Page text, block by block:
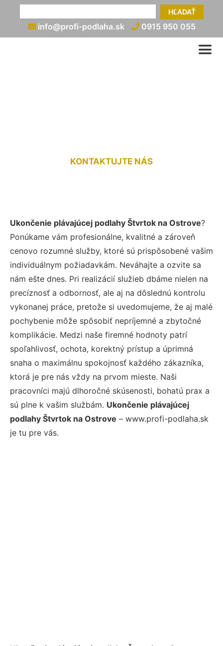
HĽADAŤ
info@profi-podlaha.sk 0915 950 055
KONTAKTUJTE NÁS
Ukončenie plávajúcej podlahy Štvrtok na Ostrove?
Ponúkame vám profesionálne, kvalitné a zároveň
cenovo rozumné služby, ktoré sú prispôsobené vašim
individuálnym požiadavkám. Neváhajte a ozvite sa
nám ešte dnes. Pri realizácií služieb dbáme nielen na
precíznosť a odbornosť, ale aj na dôslednú kontrolu
vykonanej práce, pretože si uvedomujeme, že aj malé
pochybenie môže spôsobiť nepríjemné a zbytočné
komplikácie. Medzi naše firemné hodnoty patrí
spoľahlivosť, ochota, korektný prístup a úprimná
snaha o maximálnu spokojnosť každého zákazníka,
ktorá je pre nás vždy na prvom mieste. Naši
pracovníci majú dlhoročné skúsenosti, bohatú prax a
sú plne k vašim službám. Ukončenie plávajúcej
podlahy Štvrtok na Ostrove – www.profi-podlaha.sk
je tu pre vás.